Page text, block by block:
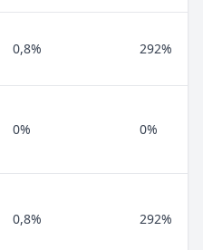
0,8% 292%
0% 0%
0,8% 292%